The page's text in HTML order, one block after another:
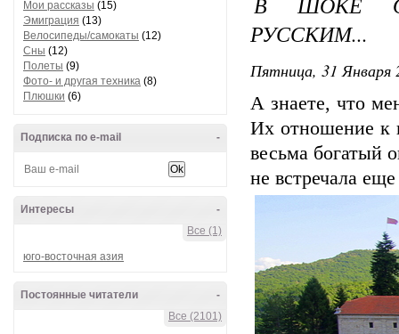
Мои рассказы (15)
Эмиграция (13)
Велосипеды/самокаты (12)
Сны (12)
Полеты (9)
Фото- и другая техника (8)
Плюшки (6)
-
Подписка по e-mail
-
Интересы
Все (1)
юго-восточная азия
-
Постоянные читатели
Все (2101)
РУССКИМ...
Пятница, 31 Января
А знаете, что
Их отношение к
весьма богатый
не встречала